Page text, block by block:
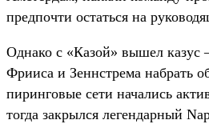
предпочти остаться на
Однако с «Казой» вышел казус
Фрииса и Зеннстрема набрать
пиринговые сети начались
тогда закрылся легендарный